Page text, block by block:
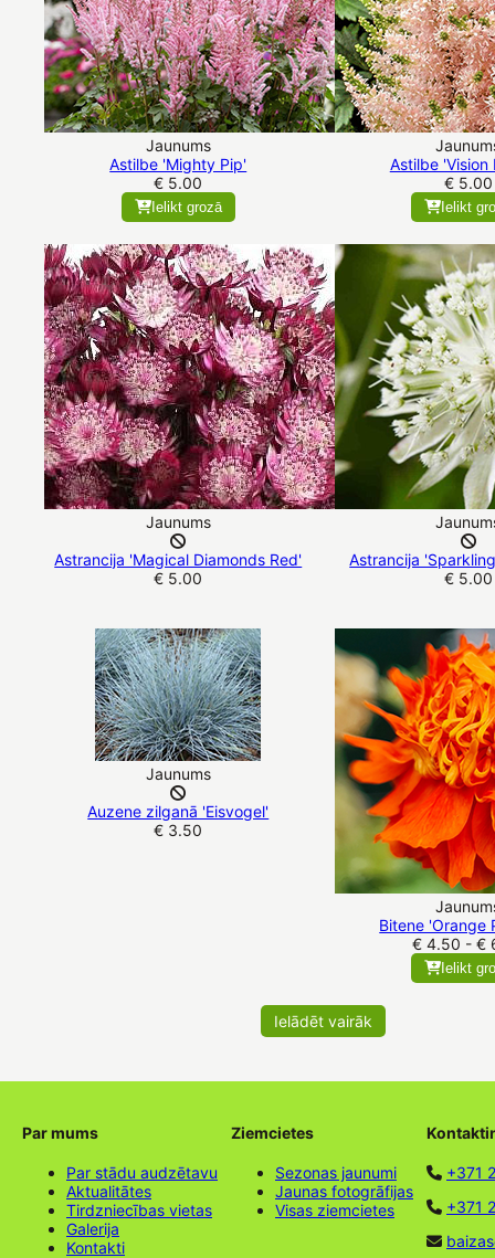
Jaunums
Astilbe 'Mighty Pip'
€ 5.00
Ielikt grozā
Astilbe 'Vision
€ 5.00
Ielikt
Jaunums
Astrancija 'Magical Diamonds Red'
€ 5.00
Astrancija
€ 5.00
Jaunums
Auzene zilganā 'Eisvogel'
€ 3.50
Bitene 'Orange
€ 4.50 - €
Ielikt
Ielādēt vairāk
Par mums
Par stādu audzētavu
Aktualitātes
Tirdzniecības vietas
Galerija
Kontakti
Ziemcietes
Sezonas jaunumi
Jaunas fotogrāfijas
Visas ziemcietes
+371
+371